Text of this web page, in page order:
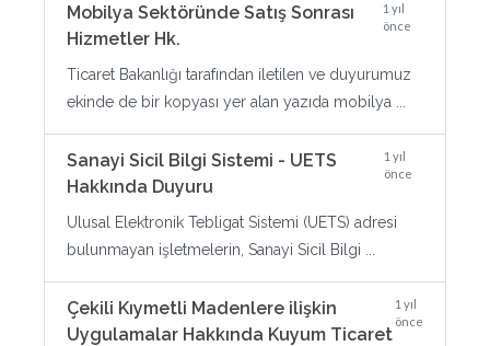
Mobilya Sektöründe Satış Sonrası
Hizmetler Hk.
1 yıl
önce
Ticaret Bakanlığı tarafından iletilen ve duyurumuz
ekinde de bir kopyası yer alan yazıda mobilya ...
Sanayi Sicil Bilgi Sistemi - UETS
Hakkında Duyuru
1 yıl
önce
Ulusal Elektronik Tebligat Sistemi (UETS) adresi
bulunmayan işletmelerin, Sanayi Sicil Bilgi ...
Çekili Kıymetli Madenlere ilişkin
Uygulamalar Hakkında Kuyum Ticaret
1 yıl
önce